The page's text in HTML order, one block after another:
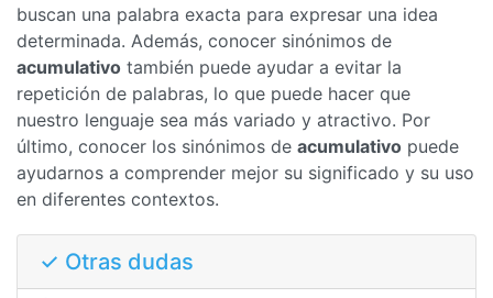
buscan una palabra exacta para expresar una idea
determinada. Además, conocer sinónimos de
acumulativo también puede ayudar a evitar la
repetición de palabras, lo que puede hacer que
nuestro lenguaje sea más variado y atractivo. Por
último, conocer los sinónimos de acumulativo puede
ayudarnos a comprender mejor su significado y su uso
en diferentes contextos.
✓ Otras dudas